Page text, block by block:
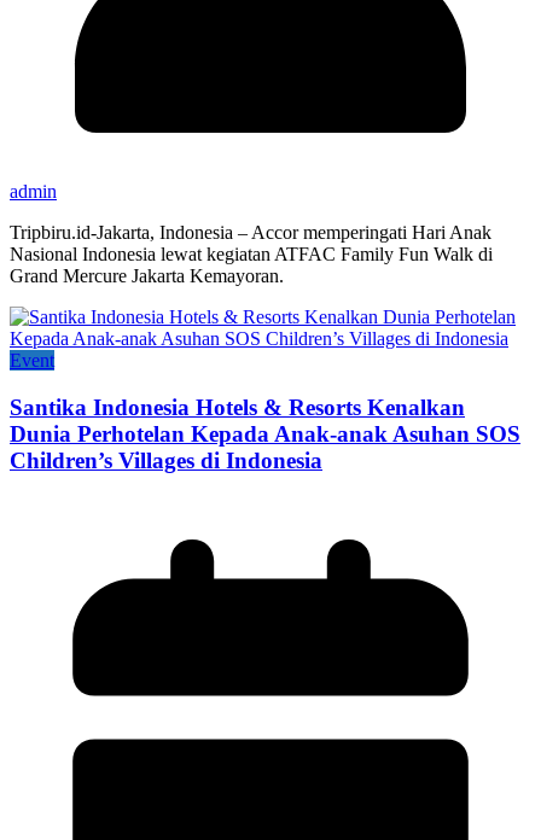
admin
Tripbiru.id-Jakarta, Indonesia – Accor memperingati Hari Anak
Nasional Indonesia lewat kegiatan ATFAC Family Fun Walk di
Grand Mercure Jakarta Kemayoran.
Event
Santika Indonesia Hotels & Resorts Kenalkan
Dunia Perhotelan Kepada Anak-anak Asuhan SOS
Children’s Villages di Indonesia